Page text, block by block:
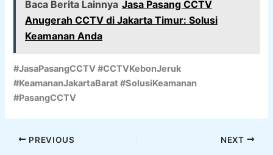
Baca Berita Lainnya Jasa Pasang CCTV
Anugerah CCTV di Jakarta Timur: Solusi
Keamanan Anda
#JasaPasangCCTV #CCTVKebonJeruk
#KeamananJakartaBarat #SolusiKeamanan
#PasangCCTV
PREVIOUS NEXT